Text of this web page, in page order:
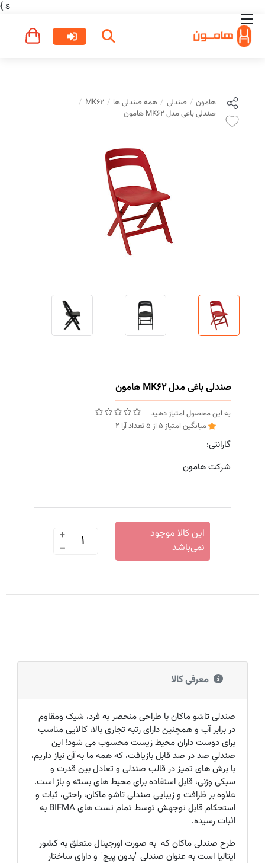
s
}
صندلی باغی مدل MK62 هامون
به این محصول امتیاز دهید
میانگین امتیاز 5 از 5تعداد آرا 2
گارانتی:
شرکت هامون
+
-
این کالا موجود
نمی‌باشد
هامون صندلی همه صندلی ها
MK62
صندلی باغی مدل MK62 هامون
معرفی کالا
صندلی تاشو ماکان با طراحی منحصر به فرد، شیک ومقاوم
در برابر آب و همچنین دارای رتبه تجاری بالا، کالایی مناسب
برای دوست داران محیط زیست محسوب می شود! این
صندلیِ صد در صد قابل بازیافت، که همه ما به آن نیاز داریم،
با برش های تمیز در قالب صندلی و تعادل بین قدرت و
سبکی وزنی، قابل استفاده برای محیط های بسته و باز است.
علاوه بر ظرافت و زیبایی صندلی تاشو ماکان، راحتی، ثبات و
استحکام قابل توجهش توسط تمام تست هایBIFMA به
اثبات رسیده.
طرح صندلی ماکان که به صورت اورجینال متعلق به کشور
ایتالیا است به عنوان صندلی "بدون پیچ" و دارای ساختار